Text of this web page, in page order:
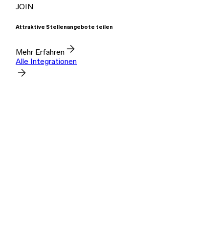
JOIN
Attraktive Stellenangebote teilen
Mehr Erfahren
Alle Integrationen